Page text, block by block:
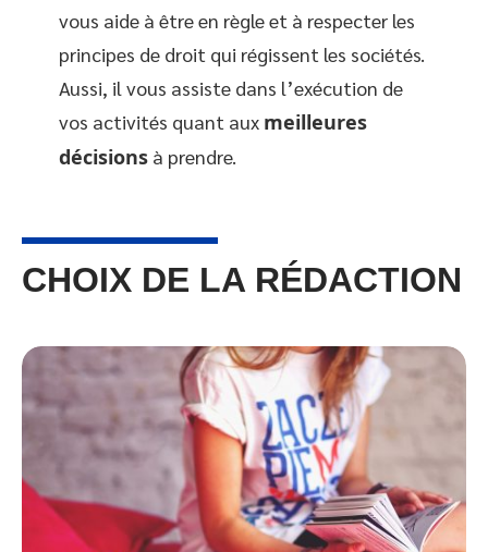
vous aide à être en règle et à respecter les
principes de droit qui régissent les sociétés.
Aussi, il vous assiste dans l’exécution de
vos activités quant aux meilleures
décisions à prendre.
CHOIX DE LA RÉDACTION